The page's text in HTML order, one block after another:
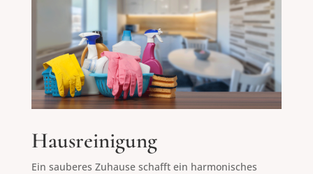
Hausreinigung
Ein sauberes Zuhause schafft ein harmonisches